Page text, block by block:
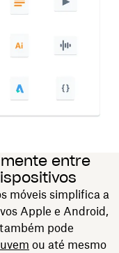
entre
móveis simplifica a
Apple e Android,
pode
ou até mesmo